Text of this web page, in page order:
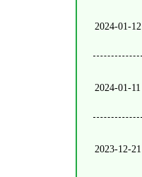
2024-01-12
2024-01-11
2023-12-21